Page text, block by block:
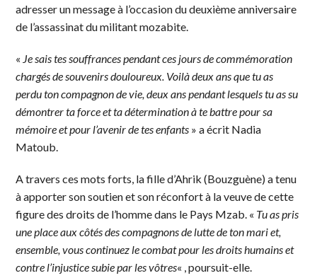
adresser un message à l’occasion du deuxième anniversaire
de l’assassinat du militant mozabite.
« Je sais tes souffrances pendant ces jours de commémoration
chargés de souvenirs douloureux. Voilà deux ans que tu as
perdu ton compagnon de vie, deux ans pendant lesquels tu as su
démontrer ta force et ta détermination à te battre pour sa
mémoire et pour l’avenir de tes enfants » a écrit Nadia
Matoub.
A travers ces mots forts, la fille d’Ahrik (Bouzguène) a tenu
à apporter son soutien et son réconfort à la veuve de cette
figure des droits de l’homme dans le Pays Mzab. « Tu as pris
une place aux côtés des compagnons de lutte de ton mari et,
ensemble, vous continuez le combat pour les droits humains et
contre l’injustice subie par les vôtres« , poursuit-elle.